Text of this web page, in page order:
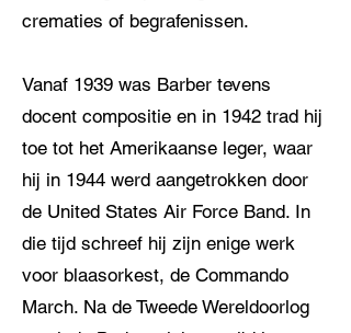
crematies of begrafenissen.
Vanaf 1939 was Barber tevens
docent compositie en in 1942 trad hij
toe tot het Amerikaanse leger, waar
hij in 1944 werd aangetrokken door
de United States Air Force Band. In
die tijd schreef hij zijn enige werk
voor blaasorkest, de Commando
March. Na de Tweede Wereldoorlog